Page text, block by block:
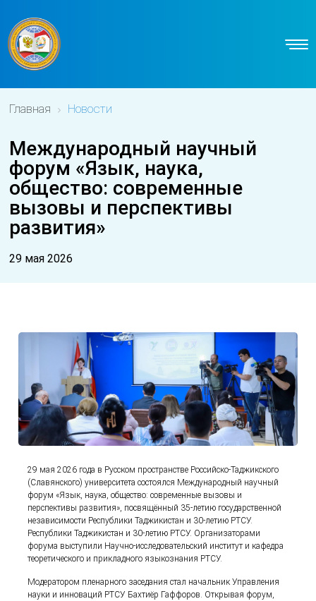
Главная Новости
Международный научный
форум «Язык, наука,
общество: современные
вызовы и перспективы
развития»
29 мая 2026
29 мая 2026 года в Русском пространстве Российско-Таджикского
(Славянского) университета состоялся Международный научный
форум «Язык, наука, общество: современные вызовы и
перспективы развития», посвящённый 35-летию государственной
независимости Республики Таджикистан и 30-летию РТСУ.
Республики Таджикистан и 30-летию РТСУ. Организаторами
форума выступили Научно-исследовательский институт и кафедра
теоретического и прикладного языкознания РТСУ.
Модератором пленарного заседания стал начальник Управления
науки и инноваций РТСУ Бахтиёр Гаффоров. Открывая форум,